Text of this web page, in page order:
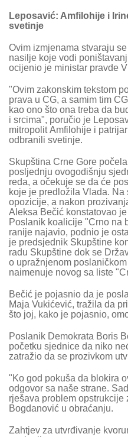
Leposavić: Amfilohije i
svetinje
Ovim izmjenama stvaraju
nasilje koje vodi
ocijenio je ministar pravde
"Ovim zakonskim tekstom
prava u CG, a samim tim
kao ono što ona treba da
i srcima", poručio je
mitropolit Amfilohije i
odbranili svetinje.
Skupština Crne Gore
posljednju ovogodišnju
reda, a očekuje se da će
koje je predložila Vlada.
opozicije, a nakon
Aleksa Bečić konstatovao
Poslanik koalicije "Crno na
ranije najavio, podnio je
je predsjednik Skupštine
radu Skupštine dok se
o upražnjenom
naimenuje novog sa liste
Bečić je pojasnio da je
Maja Vukićević, tražila da
što joj, kako je pojasnio,
Poslanik Demokrata Boris
početku sjednice da niko
zatražio da se prozivkom
"Ko god pokuša da blokira
odgovor sa naše strane.
rješava problem opstrukcije
Bogdanović u obraćanju.
Zahtjev za utvrđivanje